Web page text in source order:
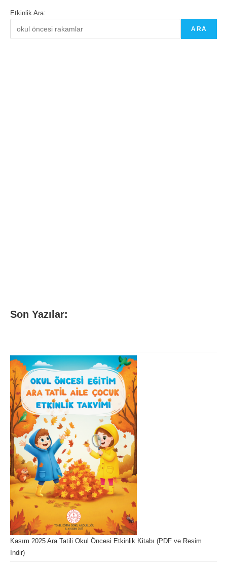
Etkinlik Ara:
ARA
Son Yazılar:
Kasım 2025 Ara Tatili Okul Öncesi Etkinlik Kitabı (PDF ve Resim
İndir)